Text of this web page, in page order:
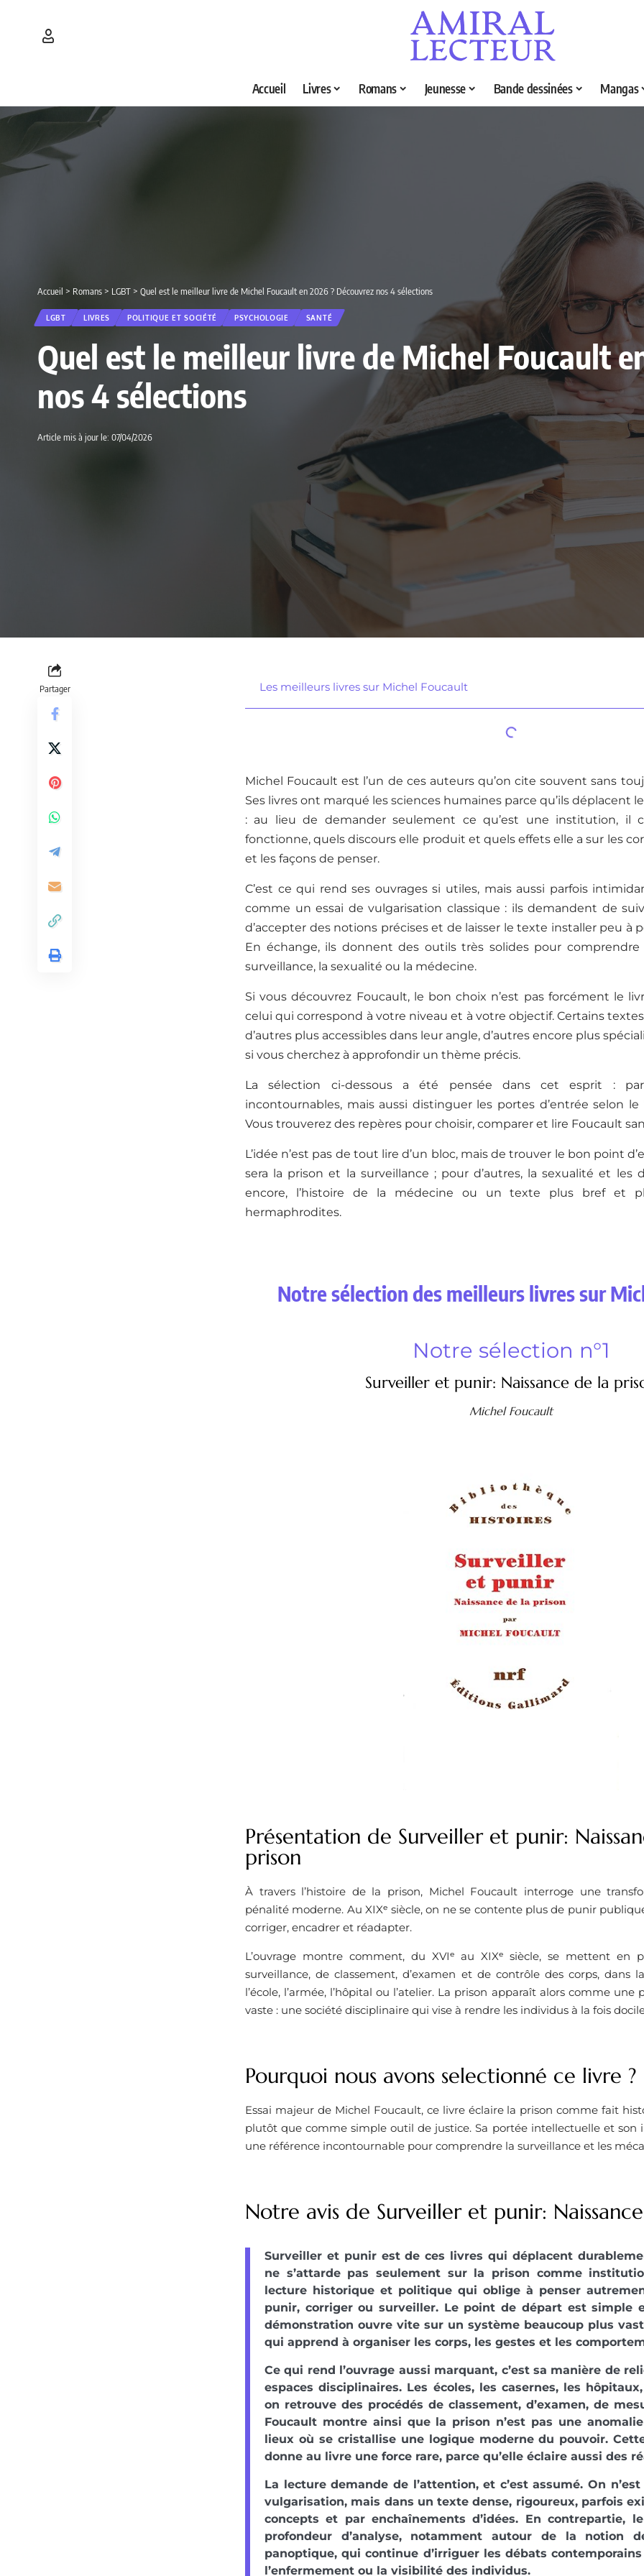
Accueil Livres Romans Jeunesse Bande dessinées Mangas
Accueil > Romans > LGBT > Quel est le meilleur livre de Michel Foucault en 2026 ? Découvrez nos 4 sélections
LGBT LIVRES POLITIQUE ET SOCIÉTÉ PSYCHOLOGIE SANTÉ
Quel est le meilleur livre de Michel Foucault
nos 4 sélections
Article mis à jour le: 07/04/2026
Partager Les meilleurs livres sur Michel Foucault
Michel Foucault est l’un de ces auteurs qu’on cite souvent sans
Ses livres ont marqué les sciences humaines parce qu’ils déplacent
: au lieu de demander seulement ce qu’est une institution, il
fonctionne, quels discours elle produit et quels effets elle a sur les
et les façons de penser.
C’est ce qui rend ses ouvrages si utiles, mais aussi parfois
comme un essai de vulgarisation classique : ils demandent de
d’accepter des notions précises et de laisser le texte installer peu à
En échange, ils donnent des outils très solides pour comprendre
surveillance, la sexualité ou la médecine.
Si vous découvrez Foucault, le bon choix n’est pas forcément le
celui qui correspond à votre niveau et à votre objectif. Certains
d’autres plus accessibles dans leur angle, d’autres encore plus
si vous cherchez à approfondir un thème précis.
La sélection ci-dessous a été pensée dans cet esprit :
incontournables, mais aussi distinguer les portes d’entrée selon
Vous trouverez des repères pour choisir, comparer et lire Foucault
L’idée n’est pas de tout lire d’un bloc, mais de trouver le bon point
sera la prison et la surveillance ; pour d’autres, la sexualité et les
encore, l’histoire de la médecine ou un texte plus bref et
hermaphrodites.
Notre sélection des meilleurs livres sur
Notre sélection n°1
Surveiller et punir: Naissance de la
Michel Foucault
Présentation de Surveiller et punir:
prison
À travers l’histoire de la prison, Michel Foucault interroge une
pénalité moderne. Au XIXᵉ siècle, on ne se contente plus de punir
corriger, encadrer et réadapter.
L’ouvrage montre comment, du XVIᵉ au XIXᵉ siècle, se mettent en
surveillance, de classement, d’examen et de contrôle des corps, dans
l’école, l’armée, l’hôpital ou l’atelier. La prison apparaît alors comme une
vaste : une société disciplinaire qui vise à rendre les individus à la fois
Pourquoi nous avons selectionné ce livre ? ​
Essai majeur de Michel Foucault, ce livre éclaire la prison comme fait
plutôt que comme simple outil de justice. Sa portée intellectuelle et son
une référence incontournable pour comprendre la surveillance et les
Notre avis de Surveiller et punir:
Surveiller et punir est de ces livres qui déplacent
ne s’attarde pas seulement sur la prison comme
lecture historique et politique qui oblige à penser
punir, corriger ou surveiller. Le point de départ est simple
démonstration ouvre vite sur un système beaucoup plus
qui apprend à organiser les corps, les gestes et les
Ce qui rend l’ouvrage aussi marquant, c’est sa manière de
espaces disciplinaires. Les écoles, les casernes, les
on retrouve des procédés de classement, d’examen, de
Foucault montre ainsi que la prison n’est pas une
lieux où se cristallise une logique moderne du pouvoir.
donne au livre une force rare, parce qu’elle éclaire aussi des
La lecture demande de l’attention, et c’est assumé. On
vulgarisation, mais dans un texte dense, rigoureux, parfois
concepts et par enchaînements d’idées. En contrepartie,
profondeur d’analyse, notamment autour de la notion
panoptique, qui continue d’irriguer les débats
l’enfermement ou la visibilité des individus.